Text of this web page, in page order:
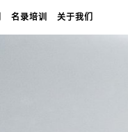
名录培训 关于我们